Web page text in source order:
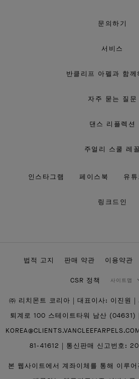
문의하기
서비스
반클리프 아펠과 함께
자주 묻는 질문
댄스 리플렉션
주얼리 스쿨 레꼴
인스타그램 페이스북 유튜
링크드인
법적 고지 판매 약관 이용약관
CSR 정책 사이트맵
㈜ 리치몬트 코리아 | 대표이사: 이진원 |
퇴계로 100 스테이트타워 남산
81-41612 | 통신판매 신고번호:
본 웹사이트에서 계좌이체를 통해 이루어